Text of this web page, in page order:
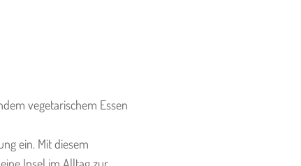
vegetarischem Essen
ein. Mit diesem